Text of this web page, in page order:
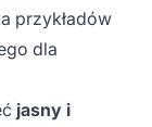
przykładów
dla
jasny i